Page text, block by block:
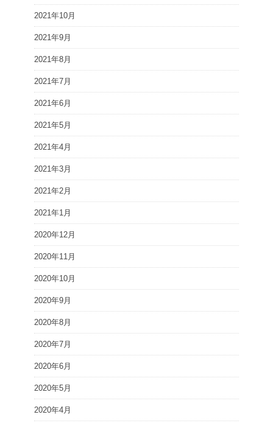
2021年10月
2021年9月
2021年8月
2021年7月
2021年6月
2021年5月
2021年4月
2021年3月
2021年2月
2021年1月
2020年12月
2020年11月
2020年10月
2020年9月
2020年8月
2020年7月
2020年6月
2020年5月
2020年4月